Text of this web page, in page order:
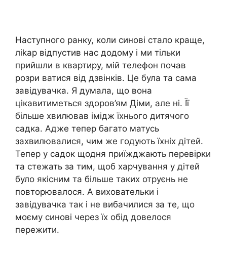
Наступного ранку, коли синові стало краще,
ліkар відпустив нас додому і ми тільки
прийшли в квартиру, мій телефон почав
розри ватися від дзвінків. Це була та сама
завідувачка. Я думала, що вона
цікавитиметься здоров’ям Діми, але ні. Її
більше хвилював імідж їхнього дитячого
садка. Адже тепер багато матусь
захвилювалися, чим же годують їхніх дітей.
Тепер у садок щодня приїжджають перевірки
та стежать за тим, щоб харчування у дітей
було якісним та більше таких отруєнь не
повторювалося. А виховательки і
завідувачка так і не вибачилися за те, що
моєму синові через їх обід довелося
пережити.